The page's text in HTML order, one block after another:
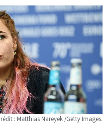
: Matthias Nareyek /Getty Images.